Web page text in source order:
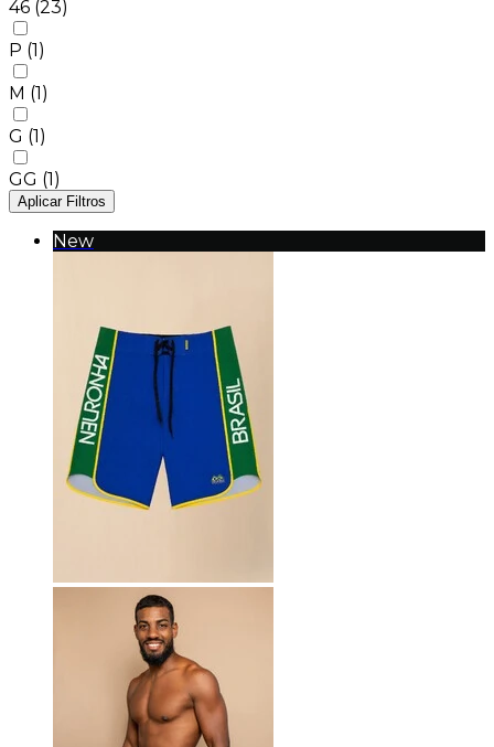
46 (23)
P (1)
M (1)
G (1)
GG (1)
Aplicar Filtros